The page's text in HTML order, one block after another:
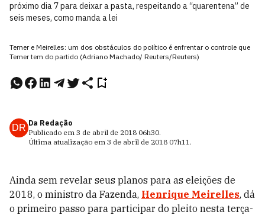
próximo dia 7 para deixar a pasta, respeitando a “quarentena” de
seis meses, como manda a lei
Temer e Meirelles: um dos obstáculos do político é enfrentar o controle que
Temer tem do partido (Adriano Machado/ Reuters/Reuters)
DR Da Redação
Publicado em 3 de abril de 2018 06h30.
Última atualização em 3 de abril de 2018 07h11.
Ainda sem revelar seus planos para as eleições de
2018, o ministro da Fazenda, Henrique Meirelles, dá
o primeiro passo para participar do pleito nesta terça-